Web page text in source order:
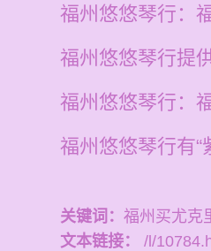
福州悠悠琴行：
福州悠悠琴行提
福州悠悠琴行：
福州悠悠琴行有“
关键词： 福州买尤克
文本链接：
/l/